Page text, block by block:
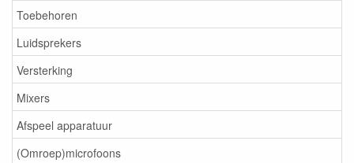
Toebehoren
Luidsprekers
Versterking
Mixers
Afspeel apparatuur
(Omroep)microfoons